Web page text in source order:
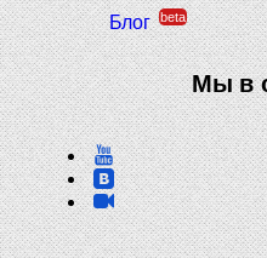
Блог beta
Мы в